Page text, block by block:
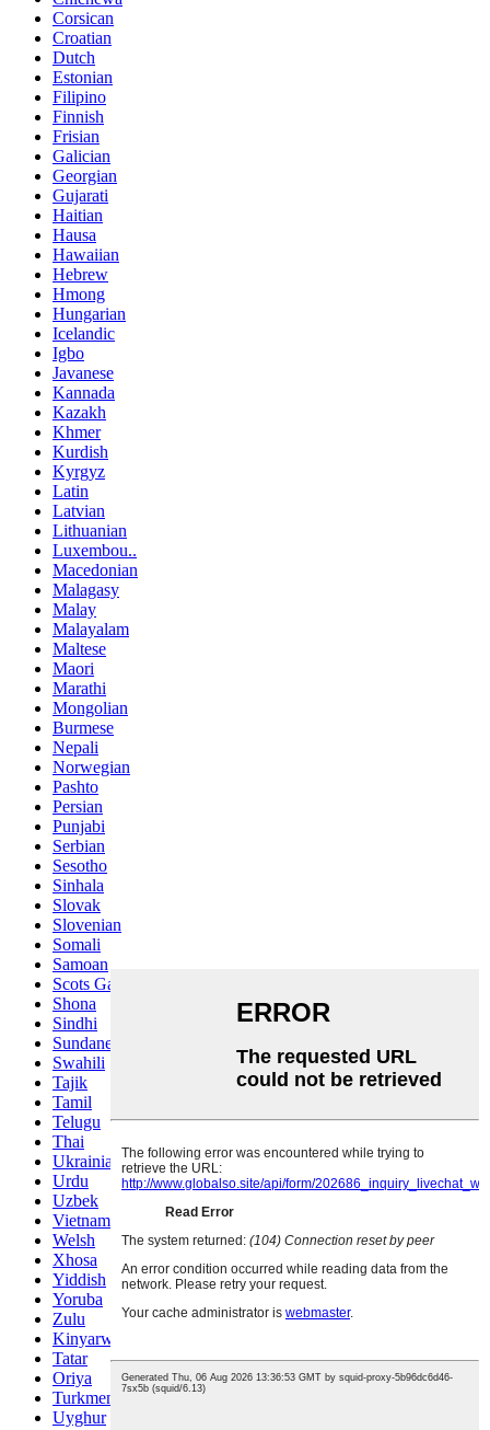
Corsican
Croatian
Dutch
Estonian
Filipino
Finnish
Frisian
Galician
Georgian
Gujarati
Haitian
Hausa
Hawaiian
Hebrew
Hmong
Hungarian
Icelandic
Igbo
Javanese
Kannada
Kazakh
Khmer
Kurdish
Kyrgyz
Latin
Latvian
Lithuanian
Luxembou..
Macedonian
Malagasy
Malay
Malayalam
Maltese
Maori
Marathi
Mongolian
Burmese
Nepali
Norwegian
Pashto
Persian
Punjabi
Serbian
Sesotho
Sinhala
Slovak
Slovenian
Somali
Samoan
Scots Gaelic
Shona
Sindhi
Sundanese
Swahili
Tajik
Tamil
Telugu
Thai
Ukrainian
Urdu
Uzbek
Vietnamese
Welsh
Xhosa
Yiddish
Yoruba
Zulu
Kinyarwanda
Tatar
Oriya
Turkmen
Uyghur